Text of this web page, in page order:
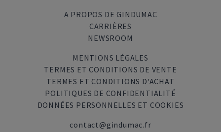
A PROPOS DE GINDUMAC
CARRIÈRES
NEWSROOM
MENTIONS LÉGALES
TERMES ET CONDITIONS DE VENTE
TERMES ET CONDITIONS D'ACHAT
POLITIQUES DE CONFIDENTIALITÉ
DONNÉES PERSONNELLES ET COOKIES
contact@gindumac.fr